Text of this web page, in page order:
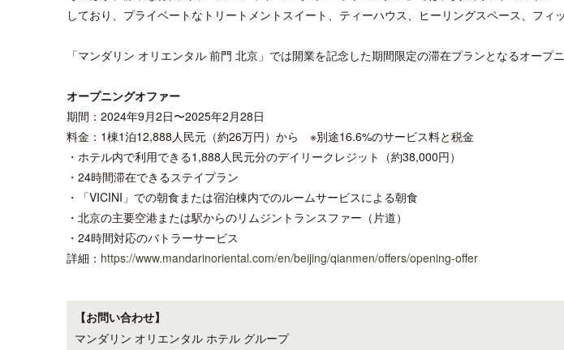
しており、プライベートなトリートメントスイート、ティーハウス、ヒーリングスペース、フィ
「マンダリン オリエンタル 前門 北京」では開業を記念した期間限定の滞在プランとなるオープ
オープニングオファー
期間：2024年9月2日〜2025年2月28日
料金：1棟1泊12,888人民元（約26万円）から ※別途16.6%のサービス料と税金
・ホテル内で利用できる1,888人民元分のデイリークレジット（約38,000円）
・24時間滞在できるステイプラン
・「VICINI」での朝食または宿泊棟内でのルームサービスによる朝食
・北京の主要空港または駅からのリムジントランスファー（片道）
・24時間対応のバトラーサービス
詳細： https://www.mandarinoriental.com/en/beijing/qianmen/offers/opening-offer
【お問い合わせ】
マンダリン オリエンタル ホテル グループ
アット ハイアット」のメニューを刷